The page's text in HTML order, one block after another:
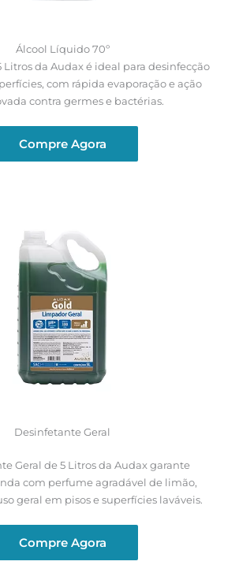
Álcool Líquido 70º
Litros da Audax é ideal para desinfecção
com rápida evaporação e ação
contra germes e bactérias.
Compre Agora
Desinfetante Geral
Geral de 5 Litros da Audax garante
com perfume agradável de limão,
geral em pisos e superfícies laváveis.
Compre Agora